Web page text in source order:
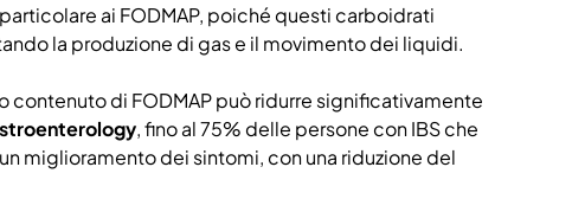
ai FODMAP, poiché questi carboidrati
la produzione di gas e il movimento dei liquidi.
di FODMAP può ridurre significativamente
, fino al 75% delle persone con IBS che
miglioramento dei sintomi, con una riduzione del